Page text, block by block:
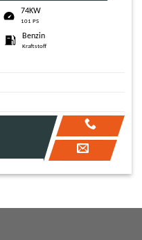
74KW
101 PS
Benzin
Kraftstoff